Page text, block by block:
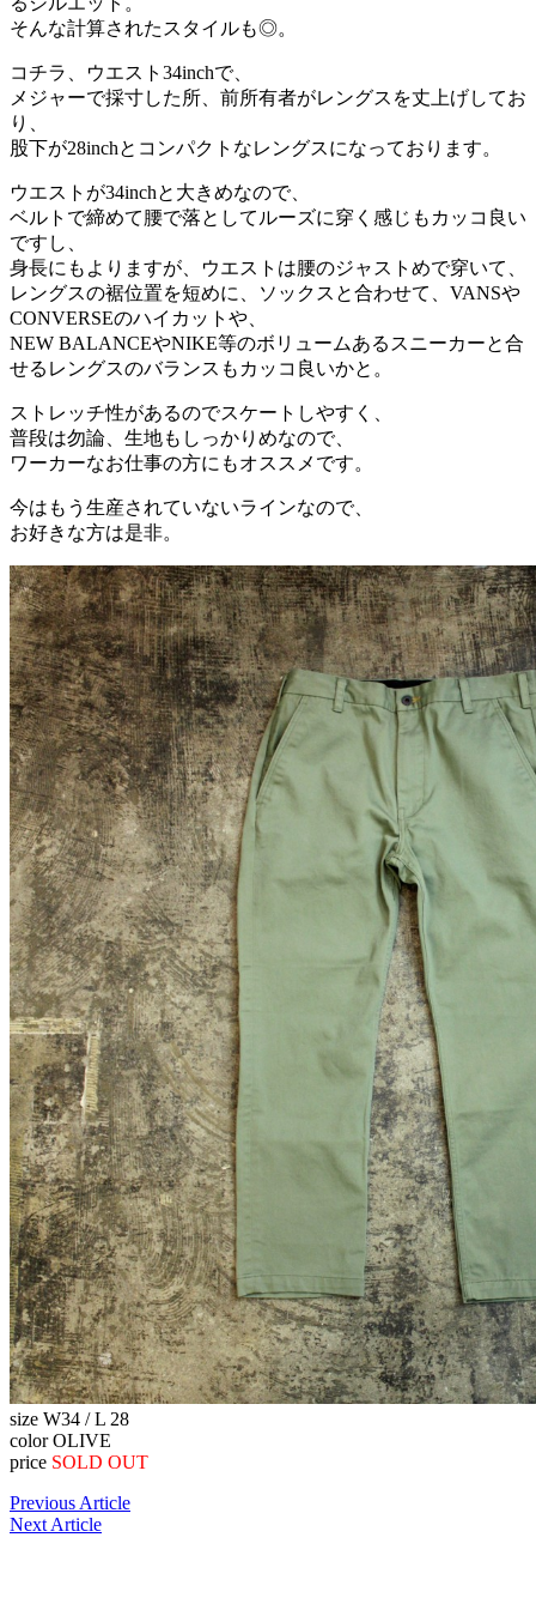
そんな計算されたスタイルも◎。
コチラ、ウエスト34inchで、
メジャーで採寸した所、前所有者がレングスを丈上げしてお
り、
股下が28inchとコンパクトなレングスになっております。
ウエストが34inchと大きめなので、
ベルトで締めて腰で落としてルーズに穿く感じもカッコ良い
ですし、
身長にもよりますが、ウエストは腰のジャストめで穿いて、
レングスの裾位置を短めに、ソックスと合わせて、VANSや
CONVERSEのハイカットや、
NEW BALANCEやNIKE等のボリュームあるスニーカーと合
せるレングスのバランスもカッコ良いかと。
ストレッチ性があるのでスケートしやすく、
普段は勿論、生地もしっかりめなので、
ワーカーなお仕事の方にもオススメです。
今はもう生産されていないラインなので、
お好きな方は是非。
size W34 / L 28
color OLIVE
price SOLD OUT
Previous Article
Next Article